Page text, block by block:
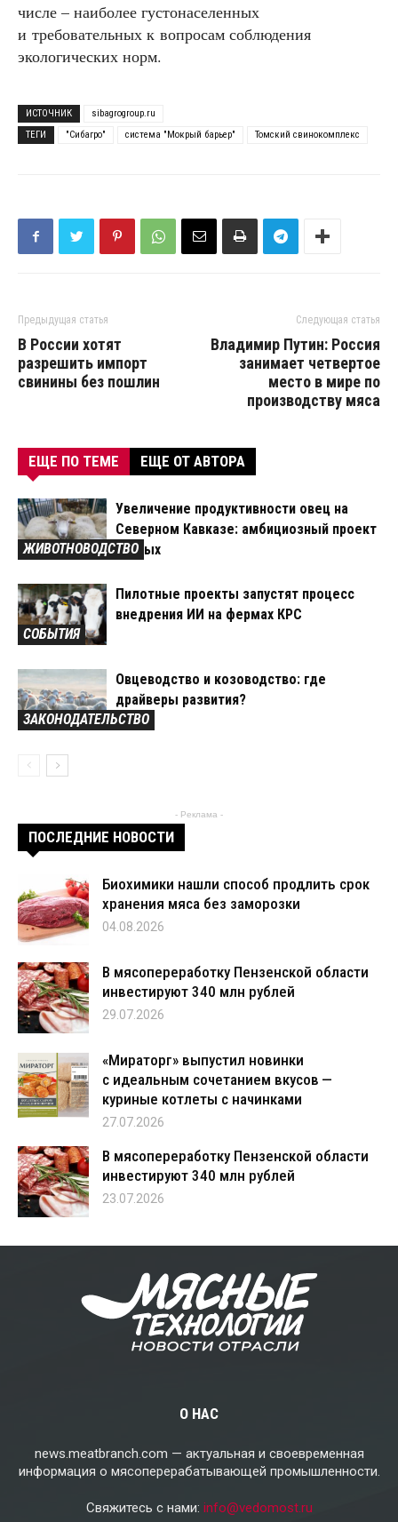
числе – наиболее густонаселенных
и требовательных к вопросам соблюдения
экологических норм.
ИСТОЧНИК
sibagrogroup.ru
ТЕГИ
"Сибагро" система "Мокрый барьер" Томский свинокомплекс
Предыдущая статья
В России хотят
разрешить импорт
свинины без пошлин
Следующая статья
Владимир Путин: Россия
занимает четвертое
место в мире по
производству мяса
ЕЩЕ ПО ТЕМЕ ЕЩЕ ОТ АВТОРА
ЖИВОТНОВОДСТВО
Увеличение продуктивности овец на
Северном Кавказе: амбициозный проект
ученых
СОБЫТИЯ
Пилотные проекты запустят процесс
внедрения ИИ на фермах КРС
ЗАКОНОДАТЕЛЬСТВО
Овцеводство и козоводство: где
драйверы развития?
- Реклама -
ПОСЛЕДНИЕ НОВОСТИ
Биохимики нашли способ продлить срок
хранения мяса без заморозки
04.08.2026
В мясопереработку Пензенской области
инвестируют 340 млн рублей
29.07.2026
«Мираторг» выпустил новинки
с идеальным сочетанием вкусов —
куриные котлеты с начинками
27.07.2026
В мясопереработку Пензенской области
инвестируют 340 млн рублей
23.07.2026
О НАС
news.meatbranch.com — актуальная и своевременная
информация о мясоперерабатывающей промышленности.
Свяжитесь с нами: info@vedomost.ru